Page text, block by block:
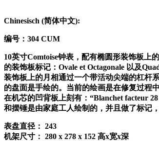
Chinesisch (简体中文):
编号： 304 CUM
10英寸Comtoise钟表，配有椭圆形装饰板上的
的装饰板标记： Ovale et Octagonale 以及
装饰板上的月相通过一个带活动尖端的杠杆
的盘面是手绘的。当前的绘画是在修复过程中
在机芯的凹背板上刻有： “Blanchet facteur
和摆锤是由家庭工人绘制的，并且做了标记
表盘直径： 243
机架尺寸： 280 x 278 x 152 高x宽x深